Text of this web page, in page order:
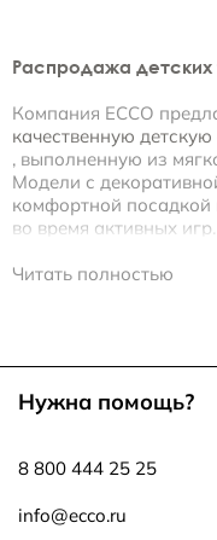
Распродажа детских
Компания ECCO
качественную детскую
, выполненную из
Модели с
комфортной посадкой
во время активных
сделать обувь более
оригинальные модели
Преимущества
• Застежка-липучка
впитывают влагу.
Читать полностью
Нужна помощь?
8 800 444 25 25
info@ecco.ru